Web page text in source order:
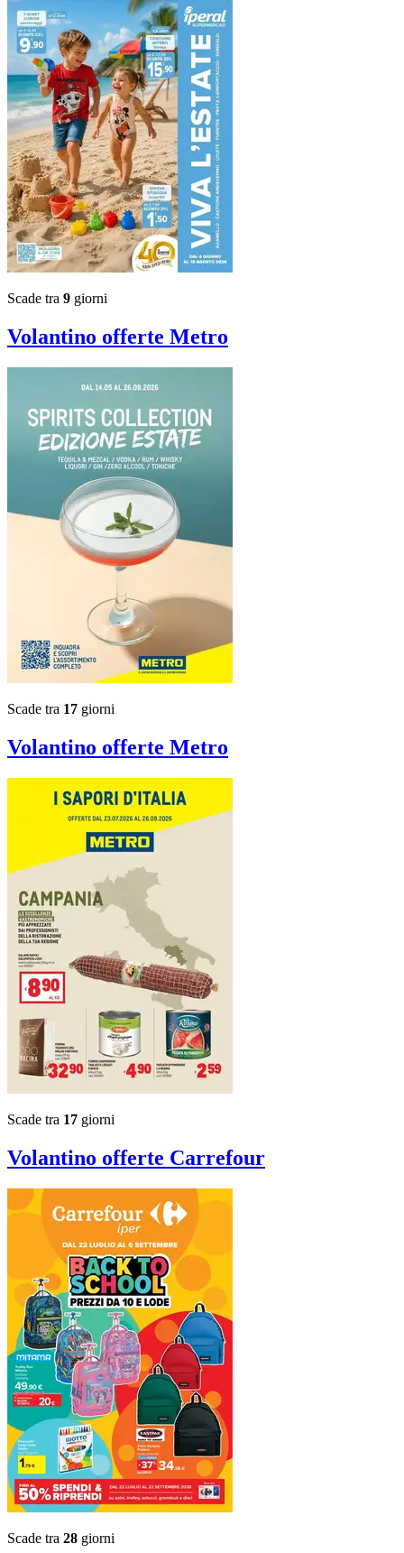
Scade tra 9 giorni
Volantino offerte Metro
Scade tra 17 giorni
Volantino offerte Metro
Scade tra 17 giorni
Volantino offerte Carrefour
Scade tra 28 giorni